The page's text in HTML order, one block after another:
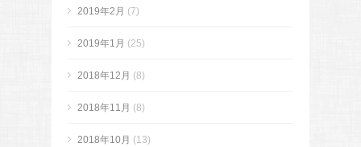
2019年2月 (7)
2019年1月 (25)
2018年12月 (8)
2018年11月 (8)
2018年10月 (13)